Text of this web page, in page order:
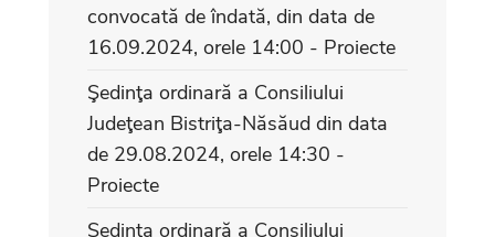
convocată de îndată, din data de
16.09.2024, orele 14:00 - Proiecte
Şedinţa ordinară a Consiliului
Judeţean Bistriţa-Năsăud din data
de 29.08.2024, orele 14:30 -
Proiecte
Şedinţa ordinară a Consiliului